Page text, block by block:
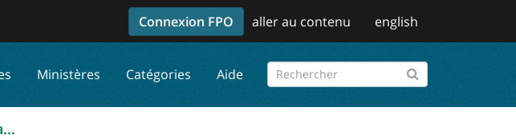
Connexion FPO aller au contenu english
Ministères Catégories Aide